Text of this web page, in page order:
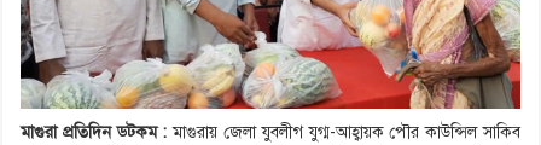
মাগুরা প্রতিদিন ডটকম : মাগুরায় জেলা যুবলীগ যুগ্ম-আহ্বায়ক পৌর কাউন্সিল সাকিব